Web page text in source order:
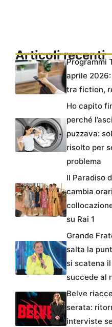
Articoli recenti
Programmi
aprile
tra fiction,
Ho capito
perché
puzzava:
risolto per
problema
Il Paradiso
cambia
su Rai 1
Grande
salta la
si scatena
succede al
Belve
serata:
interviste